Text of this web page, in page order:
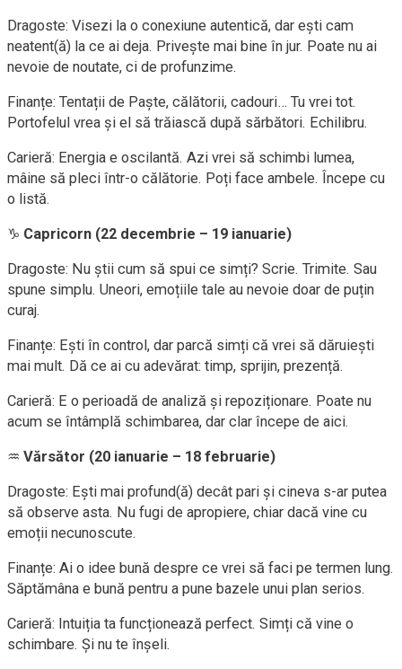
Dragoste: Visezi la o conexiune autentică, dar ești cam
neatent(ă) la ce ai deja. Privește mai bine în jur. Poate nu ai
nevoie de noutate, ci de profunzime.
Finanțe: Tentații de Paște, călătorii, cadouri… Tu vrei tot.
Portofelul vrea și el să trăiască după sărbători. Echilibru.
Carieră: Energia e oscilantă. Azi vrei să schimbi lumea,
mâine să pleci într-o călătorie. Poți face ambele. Începe cu
o listă.
♑ Capricorn (22 decembrie – 19 ianuarie)
Dragoste: Nu știi cum să spui ce simți? Scrie. Trimite. Sau
spune simplu. Uneori, emoțiile tale au nevoie doar de puțin
curaj.
Finanțe: Ești în control, dar parcă simți că vrei să dăruiești
mai mult. Dă ce ai cu adevărat: timp, sprijin, prezență.
Carieră: E o perioadă de analiză și repoziționare. Poate nu
acum se întâmplă schimbarea, dar clar începe de aici.
♒ Vărsător (20 ianuarie – 18 februarie)
Dragoste: Ești mai profund(ă) decât pari și cineva s-ar putea
să observe asta. Nu fugi de apropiere, chiar dacă vine cu
emoții necunoscute.
Finanțe: Ai o idee bună despre ce vrei să faci pe termen lung.
Săptămâna e bună pentru a pune bazele unui plan serios.
Carieră: Intuiția ta funcționează perfect. Simți că vine o
schimbare. Și nu te înșeli.